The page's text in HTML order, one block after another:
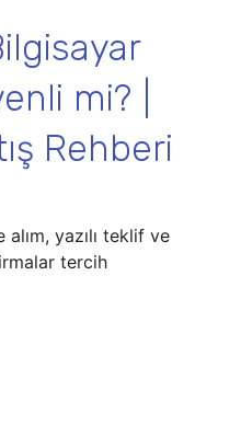
mi? |
Rehberi
yazılı teklif ve
tercih